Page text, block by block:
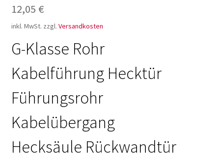
12,05 €
inkl. MwSt. zzgl. Versandkosten
G-Klasse Rohr
Kabelführung Hecktür
Führungsrohr
Kabelübergang
Hecksäule Rückwandtür